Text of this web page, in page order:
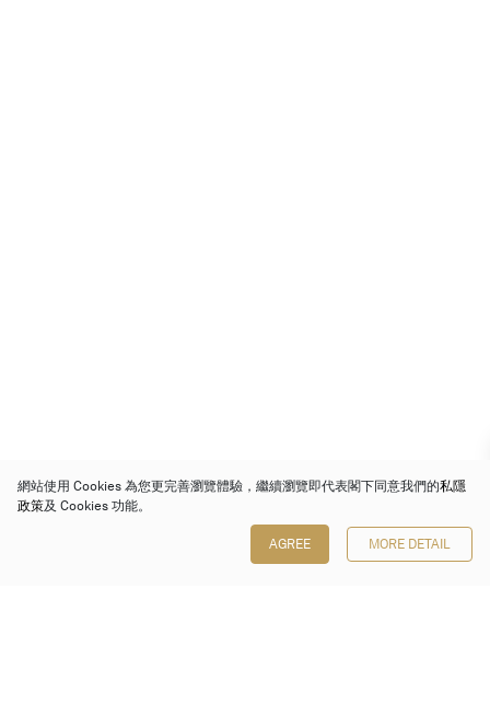
網站使用 Cookies 為您更完善瀏覽體驗，繼續瀏覽即代表閣下同意我們的私隱
政策及 Cookies 功能。
AGREE MORE DETAIL